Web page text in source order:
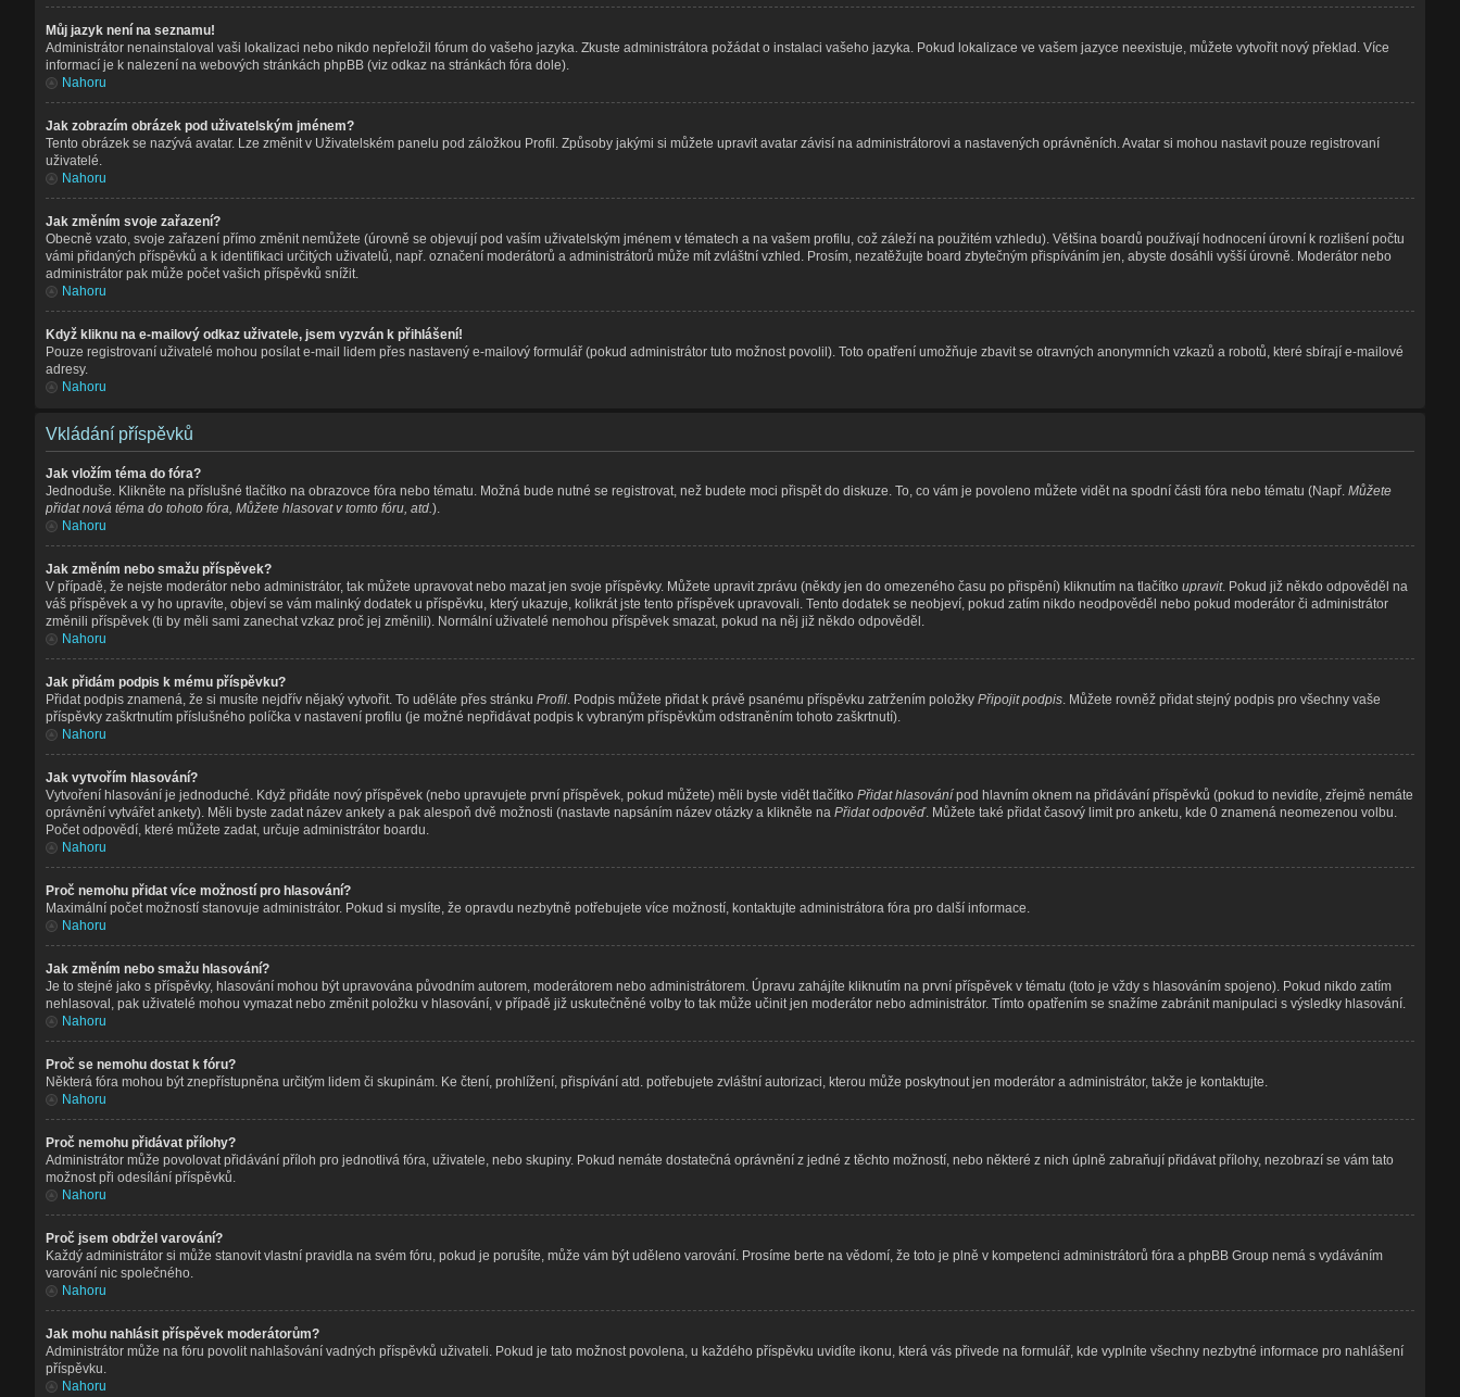
Můj jazyk není na seznamu!
Administrátor nenainstaloval vaši lokalizaci nebo nikdo nepřeložil fórum do vašeho jazyka. Zkuste administrátora požádat o instalaci vašeho jazyka. Pokud lokalizace ve vašem jazyce neexistuje, můžete vytvořit nový překlad. Více
informací je k nalezení na webových stránkách phpBB (viz odkaz na stránkách fóra dole).
Nahoru
Jak zobrazím obrázek pod uživatelským jménem?
Tento obrázek se nazývá avatar. Lze změnit v Uživatelském panelu pod záložkou Profil. Způsoby jakými si můžete upravit avatar závisí na administrátorovi a nastavených oprávněních. Avatar si mohou nastavit pouze registrovaní
uživatelé.
Nahoru
Jak změním svoje zařazení?
Obecně vzato, svoje zařazení přímo změnit nemůžete (úrovně se objevují pod vaším uživatelským jménem v tématech a na vašem profilu, což záleží na použitém vzhledu). Většina boardů používají hodnocení úrovní k rozlišení počtu
vámi přidaných příspěvků a k identifikaci určitých uživatelů, např. označení moderátorů a administrátorů může mít zvláštní vzhled. Prosím, nezatěžujte board zbytečným přispíváním jen, abyste dosáhli vyšší úrovně. Moderátor nebo
administrátor pak může počet vašich příspěvků snížit.
Nahoru
Když kliknu na e-mailový odkaz uživatele, jsem vyzván k přihlášení!
Pouze registrovaní uživatelé mohou posílat e-mail lidem přes nastavený e-mailový formulář (pokud administrátor tuto možnost povolil). Toto opatření umožňuje zbavit se otravných anonymních vzkazů a robotů, které sbírají e-mailové
adresy.
Nahoru
Vkládání příspěvků
Jak vložím téma do fóra?
Jednoduše. Klikněte na příslušné tlačítko na obrazovce fóra nebo tématu. Možná bude nutné se registrovat, než budete moci přispět do diskuze. To, co vám je povoleno můžete vidět na spodní části fóra nebo tématu (Např. Můžete
přidat nová téma do tohoto fóra, Můžete hlasovat v tomto fóru, atd.).
Nahoru
Jak změním nebo smažu příspěvek?
V případě, že nejste moderátor nebo administrátor, tak můžete upravovat nebo mazat jen svoje příspěvky. Můžete upravit zprávu (někdy jen do omezeného času po přispění) kliknutím na tlačítko upravit. Pokud již někdo odpověděl na
váš příspěvek a vy ho upravíte, objeví se vám malinký dodatek u příspěvku, který ukazuje, kolikrát jste tento příspěvek upravovali. Tento dodatek se neobjeví, pokud zatím nikdo neodpověděl nebo pokud moderátor či administrátor
změnili příspěvek (ti by měli sami zanechat vzkaz proč jej změnili). Normální uživatelé nemohou příspěvek smazat, pokud na něj již někdo odpověděl.
Nahoru
Jak přidám podpis k mému příspěvku?
Přidat podpis znamená, že si musíte nejdřív nějaký vytvořit. To uděláte přes stránku Profil. Podpis můžete přidat k právě psanému příspěvku zatržením položky Připojit podpis. Můžete rovněž přidat stejný podpis pro všechny vaše
příspěvky zaškrtnutím příslušného políčka v nastavení profilu (je možné nepřidávat podpis k vybraným příspěvkům odstraněním tohoto zaškrtnutí).
Nahoru
Jak vytvořím hlasování?
Vytvoření hlasování je jednoduché. Když přidáte nový příspěvek (nebo upravujete první příspěvek, pokud můžete) měli byste vidět tlačítko Přidat hlasování pod hlavním oknem na přidávání příspěvků (pokud to nevidíte, zřejmě nemáte
oprávnění vytvářet ankety). Měli byste zadat název ankety a pak alespoň dvě možnosti (nastavte napsáním název otázky a klikněte na Přidat odpověď. Můžete také přidat časový limit pro anketu, kde 0 znamená neomezenou volbu.
Počet odpovědí, které můžete zadat, určuje administrátor boardu.
Nahoru
Proč nemohu přidat více možností pro hlasování?
Maximální počet možností stanovuje administrátor. Pokud si myslíte, že opravdu nezbytně potřebujete více možností, kontaktujte administrátora fóra pro další informace.
Nahoru
Jak změním nebo smažu hlasování?
Je to stejné jako s příspěvky, hlasování mohou být upravována původním autorem, moderátorem nebo administrátorem. Úpravu zahájíte kliknutím na první příspěvek v tématu (toto je vždy s hlasováním spojeno). Pokud nikdo zatím
nehlasoval, pak uživatelé mohou vymazat nebo změnit položku v hlasování, v případě již uskutečněné volby to tak může učinit jen moderátor nebo administrátor. Tímto opatřením se snažíme zabránit manipulaci s výsledky hlasování.
Nahoru
Proč se nemohu dostat k fóru?
Některá fóra mohou být znepřístupněna určitým lidem či skupinám. Ke čtení, prohlížení, přispívání atd. potřebujete zvláštní autorizaci, kterou může poskytnout jen moderátor a administrátor, takže je kontaktujte.
Nahoru
Proč nemohu přidávat přílohy?
Administrátor může povolovat přidávání příloh pro jednotlivá fóra, uživatele, nebo skupiny. Pokud nemáte dostatečná oprávnění z jedné z těchto možností, nebo některé z nich úplně zabraňují přidávat přílohy, nezobrazí se vám tato
možnost při odesílání příspěvků.
Nahoru
Proč jsem obdržel varování?
Každý administrátor si může stanovit vlastní pravidla na svém fóru, pokud je porušíte, může vám být uděleno varování. Prosíme berte na vědomí, že toto je plně v kompetenci administrátorů fóra a phpBB Group nemá s vydáváním
varování nic společného.
Nahoru
Jak mohu nahlásit příspěvek moderátorům?
Administrátor může na fóru povolit nahlašování vadných příspěvků uživateli. Pokud je tato možnost povolena, u každého příspěvku uvidíte ikonu, která vás přivede na formulář, kde vyplníte všechny nezbytné informace pro nahlášení
příspěvku.
Nahoru